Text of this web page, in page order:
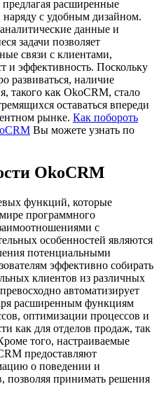
расширенные
с удобным дизайном.
данные и
задачи позволяет
связи с клиентами,
и эффективность. Поскольку
развиваться, наличие
такого как OkoCRM, стало
оставаться впереди
рынке. Как побороть
Вы можете узнать по
OkoCRM
функций, которые
программного
с
особенностей являются
потенциальными
эффективно собирать
клиентов из различных
автоматизирует
расширенным функциям
оптимизации процессов и
как для отделов продаж, так
того, настраиваемые
предоставляют
о поведении и
позволяя принимать решения